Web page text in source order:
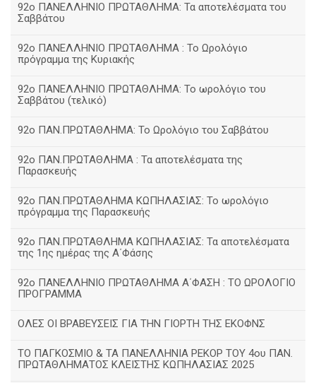
92ο ΠΑΝΕΛΛΗΝΙΟ ΠΡΩΤΑΘΛΗΜΑ: Τα αποτελέσματα του
Σαββάτου
92ο ΠΑΝΕΛΛΗΝΙΟ ΠΡΩΤΑΘΛΗΜΑ : Το Ωρολόγιο
πρόγραμμα της Κυριακής
92ο ΠΑΝΕΛΛΗΝΙΟ ΠΡΩΤΑΘΛΗΜΑ: Το ωρολόγιο του
Σαββάτου (τελικό)
92ο ΠΑΝ.ΠΡΩΤΑΘΛΗΜΑ: Το Ωρολόγιο του Σαββάτου
92ο ΠΑΝ.ΠΡΩΤΑΘΛΗΜΑ : Τα αποτελέσματα της
Παρασκευής
92o ΠΑΝ.ΠΡΩΤΑΘΛΗΜΑ ΚΩΠΗΛΑΣΙΑΣ: Το ωρολόγιο
πρόγραμμα της Παρασκευής
92ο ΠΑΝ.ΠΡΩΤΑΘΛΗΜΑ ΚΩΠΗΛΑΣΙΑΣ: Τα αποτελέσματα
της 1ης ημέρας της Α΄Φάσης
92ο ΠΑΝΕΛΛΗΝΙΟ ΠΡΩΤΑΘΛΗΜΑ Α΄ΦΑΣΗ : ΤΟ ΩΡΟΛΟΓΙΟ
ΠΡΟΓΡΑΜΜΑ
ΟΛΕΣ ΟΙ ΒΡΑΒΕΥΣΕΙΣ ΓΙΑ ΤΗΝ ΓΙΟΡΤΗ ΤΗΣ ΕΚΟΦΝΣ
TΟ ΠΑΓΚΟΣΜΙΟ & ΤΑ ΠΑΝΕΛΛΗΝΙΑ ΡΕΚΟΡ ΤΟΥ 4ου ΠΑΝ.
ΠΡΩΤΑΘΛΗΜΑΤΟΣ ΚΛΕΙΣΤΗΣ ΚΩΠΗΛΑΣΙΑΣ 2025